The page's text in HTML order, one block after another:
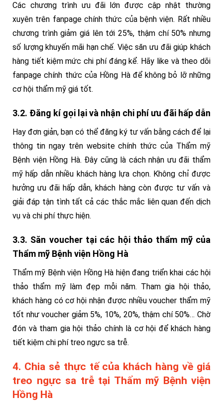
Các chương trình ưu đãi lớn được cập nhật thường
xuyên trên fanpage chính thức của bệnh viện. Rất nhiều
chương trình giảm giá lên tới 25%, thậm chí 50% nhưng
số lượng khuyến mãi hạn chế. Việc săn ưu đãi giúp khách
hàng tiết kiệm mức chi phí đáng kể. Hãy like và theo dõi
fanpage chính thức của Hồng Hà để không bỏ lỡ những
cơ hội thẩm mỹ giá tốt.
3.2. Đăng kí gọi lại và nhận chi phí ưu đãi hấp dẫn
Hay đơn giản, bạn có thể đăng ký tư vấn bằng cách để lại
thông tin ngay trên website chính thức của Thẩm mỹ
Bệnh viện Hồng Hà. Đây cũng là cách nhận ưu đãi thẩm
mỹ hấp dẫn nhiều khách hàng lựa chọn. Không chỉ được
hưởng ưu đãi hấp dẫn, khách hàng còn được tư vấn và
giải đáp tận tình tất cả các thắc mắc liên quan đến dịch
vụ và chi phí thực hiện.
3.3. Săn voucher tại các hội thảo thẩm mỹ của
Thẩm mỹ Bệnh viện Hồng Hà
Thẩm mỹ Bệnh viện Hồng Hà hiện đang triển khai các hội
thảo thẩm mỹ làm đẹp mỗi năm. Tham gia hội thảo,
khách hàng có cơ hội nhận được nhiều voucher thẩm mỹ
tốt như voucher giảm 5%, 10%, 20%, thậm chí 50%… Chờ
đón và tham gia hội thảo chính là cơ hội để khách hàng
tiết kiệm chi phí treo ngực sa trễ.
4. Chia sẻ thực tế của khách hàng về giá
treo ngực sa trễ tại Thẩm mỹ Bệnh viện
Hồng Hà